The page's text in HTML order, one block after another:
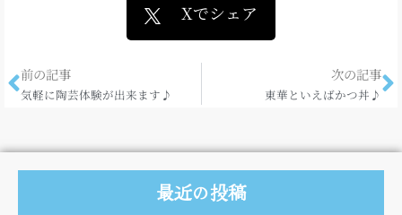
Xでシェア
前の記事
気軽に陶芸体験が出来ます♪
次の記事
東華といえばかつ丼♪
最近の投稿